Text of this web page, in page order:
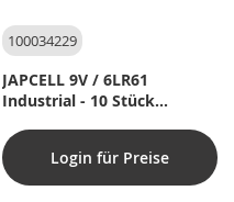
100034229
JAPCELL 9V / 6LR61
Industrial - 10 Stück
Login für Preise